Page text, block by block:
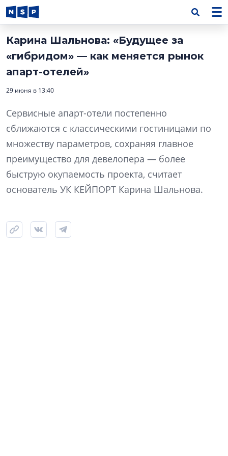
Карина Шальнова: «Будущее за
«гибридом» — как меняется рынок
апарт-отелей»
29 июня в 13:40
Сервисные апарт-отели постепенно
сближаются с классическими гостиницами по
множеству параметров, сохраняя главное
преимущество для девелопера — более
быструю окупаемость проекта, считает
основатель УК КЕЙПОРТ Карина Шальнова.